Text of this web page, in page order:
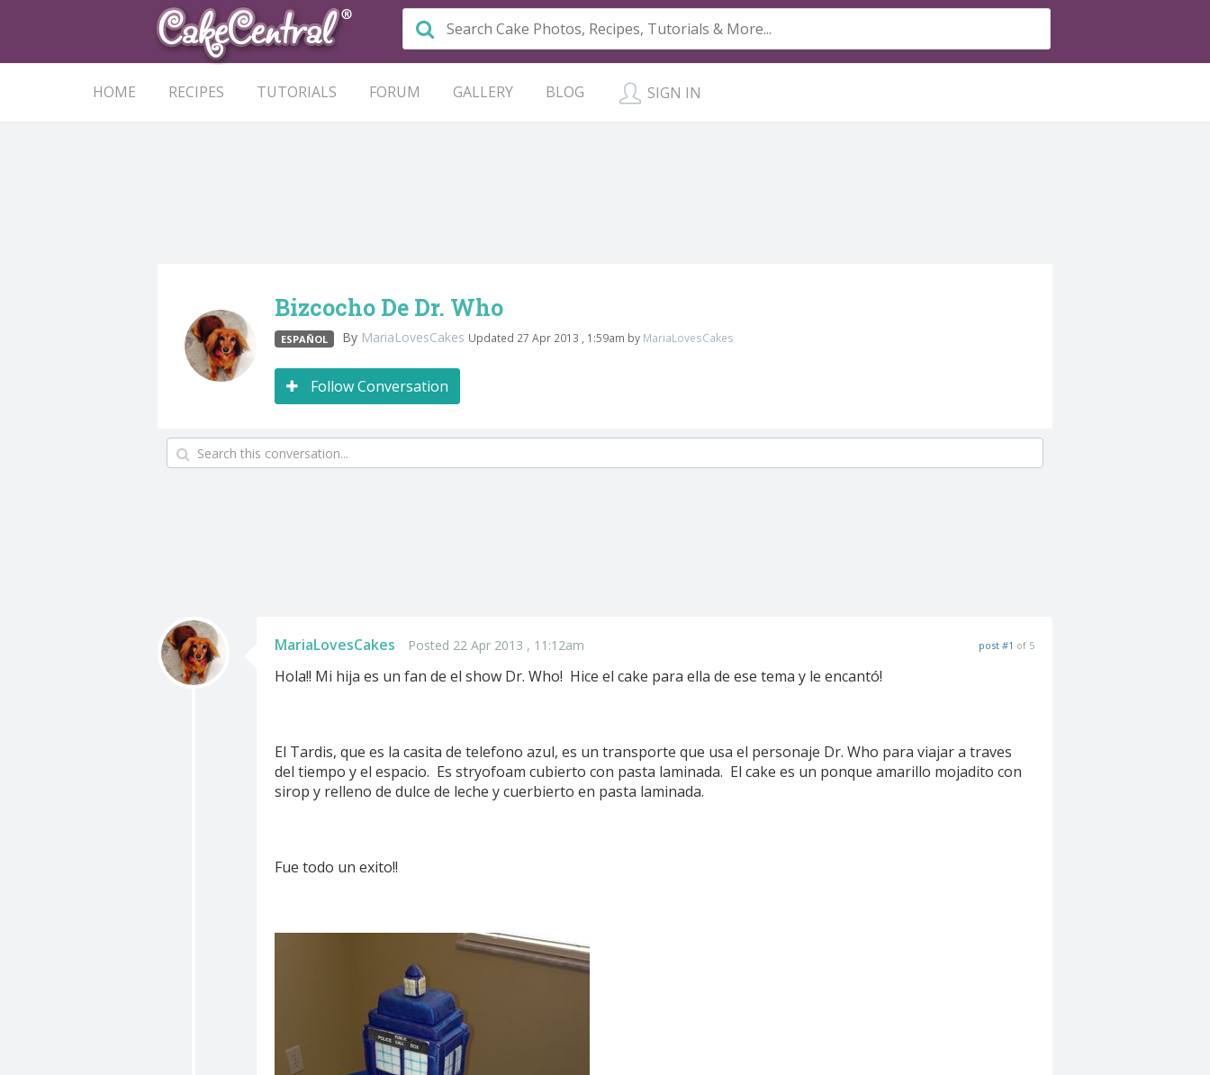
HOME RECIPES TUTORIALS FORUM GALLERY BLOG SIGN IN
Bizcocho De Dr. Who
ESPAÑOL By MariaLovesCakes Updated 27 Apr 2013 , 1:59am by MariaLovesCakes
Follow Conversation
MariaLovesCakes Posted 22 Apr 2013 , 11:12am post #1 of 5
Hola!! Mi hija es un fan de el show Dr. Who! Hice el cake para ella de ese tema y le encantó!
El Tardis, que es la casita de telefono azul, es un transporte que usa el personaje Dr. Who para viajar a traves
del tiempo y el espacio. Es stryofoam cubierto con pasta laminada. El cake es un ponque amarillo mojadito con
sirop y relleno de dulce de leche y cuerbierto en pasta laminada.
Fue todo un exito!!